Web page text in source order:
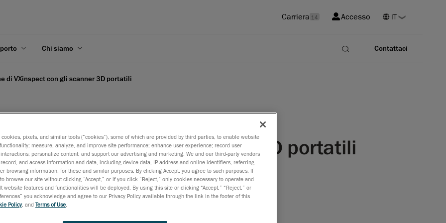
Carriera 14 Accesso
Chi siamo Contattaci
di VXinspect con gli scanner 3D portatili
con gli scanner 3D portatili
del software Creaform per il controllo delle dimensioni include le
avanzate che incrementano l'efficacia e la precisione dei flussi di
cookies, pixels, and similar tools (“cookies”), some of which are provided by third parties, to enable website
measure, analyze, and improve site performance; enhance user experience; record user
personalize content; and support our advertising and marketing. We and our third-party vendors
and access information and data, including device data, IP address and online identifiers, referring
browsing information, for these and similar purposes. By clicking Accept, you agree to such purposes. If
browse our site without clicking “Accept,” or if you click “Reject,” only cookies necessary to operate and
website features and functionalities will be deployed. By using this site or clicking “Accept,” “Reject,” or
you acknowledge and agree to our Privacy Policy available through the link in the footer of this
Policy, and Terms of Use